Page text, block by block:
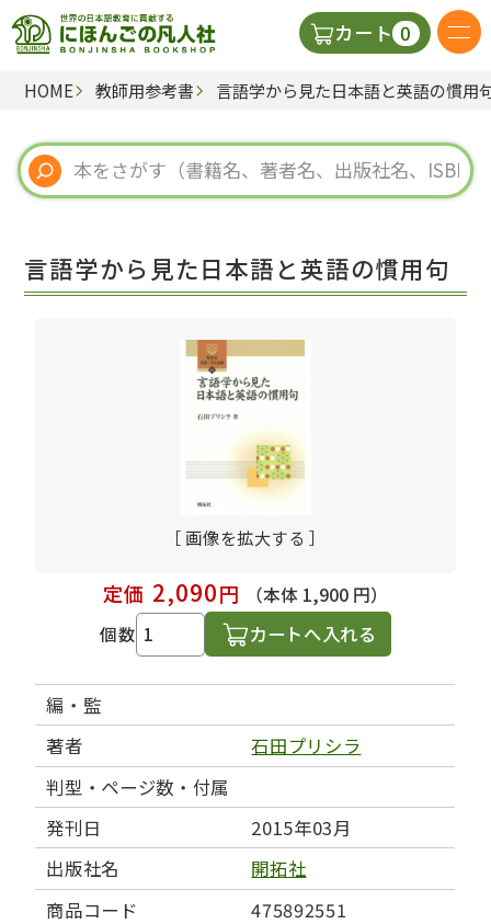
カート 0
日本語の教科書
視聴覚・補助教材
教師用参考書
HOME 教師用参考書 言語学から見た日本語と英語の慣用
言語学から見た日本語と英語の慣用句
［ 画像を拡大する ］
定価 2,090円
（本体 1,900 円）
個数
カートへ入れる
編・監
著者
石田プリシラ
判型・ページ数・付属
発刊日
2015年03月
出版社名
開拓社
商品コード
475892551